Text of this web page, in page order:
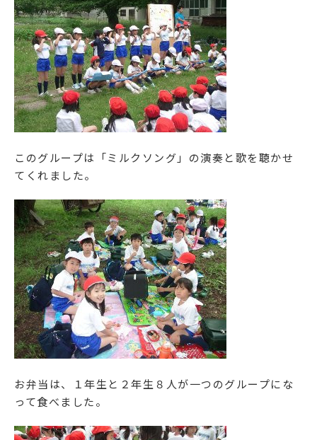
このグループは「ミルクソング」の演奏と歌を聴かせ
てくれました。
お弁当は、１年生と２年生８人が一つのグループにな
って食べました。